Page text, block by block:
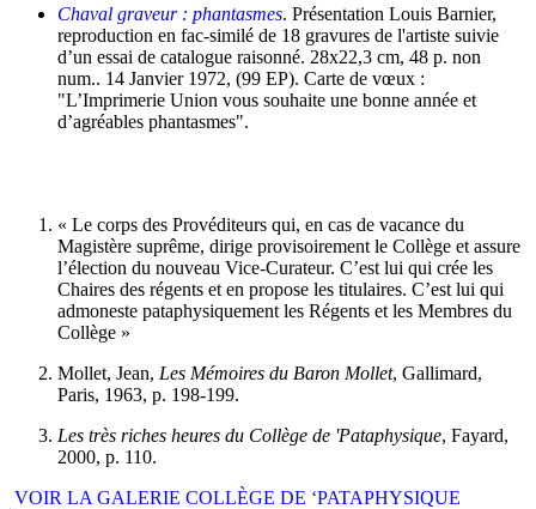
Chaval graveur : phantasmes. Présentation Louis Barnier,
reproduction en fac-similé de 18 gravures de l'artiste suivie
d’un essai de catalogue raisonné. 28x22,3 cm, 48 p. non
num.. 14 Janvier 1972, (99 EP). Carte de vœux :
"L’Imprimerie Union vous souhaite une bonne année et
d’agréables phantasmes".
« Le corps des Provéditeurs qui, en cas de vacance du
Magistère suprême, dirige provisoirement le Collège et assure
l’élection du nouveau Vice-Curateur. C’est lui qui crée les
Chaires des régents et en propose les titulaires. C’est lui qui
admoneste pataphysiquement les Régents et les Membres du
Collège »
Mollet, Jean, Les Mémoires du Baron Mollet, Gallimard,
Paris, 1963, p. 198-199.
Les très riches heures du Collège de 'Pataphysique, Fayard,
2000, p. 110.
VOIR LA GALERIE COLLÈGE DE ‘PATAPHYSIQUE